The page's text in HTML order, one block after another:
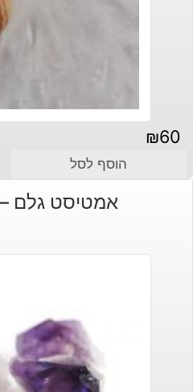
₪60
הוסף לסל
אמטיסט גלם